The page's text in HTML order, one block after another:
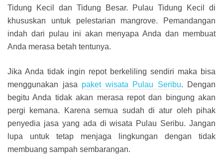
Tidung Kecil dan Tidung Besar. Pulau Tidung Kecil di
khususkan untuk pelestarian mangrove. Pemandangan
indah dari pulau ini akan menyapa Anda dan membuat
Anda merasa betah tentunya.
Jika Anda tidak ingin repot berkeliling sendiri maka bisa
menggunakan jasa paket wisata Pulau Seribu. Dengan
begitu Anda tidak akan merasa repot dan bingung akan
pergi kemana. Karena semua sudah di atur oleh pihak
penyedia jasa yang ada di wisata Pulau Seribu. Jangan
lupa untuk tetap menjaga lingkungan dengan tidak
membuang sampah sembarangan.